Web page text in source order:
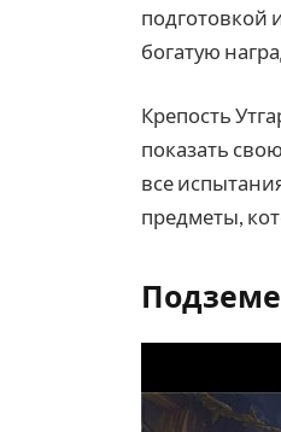
подготовкой
богатую
Крепость
показать
все
предметы,